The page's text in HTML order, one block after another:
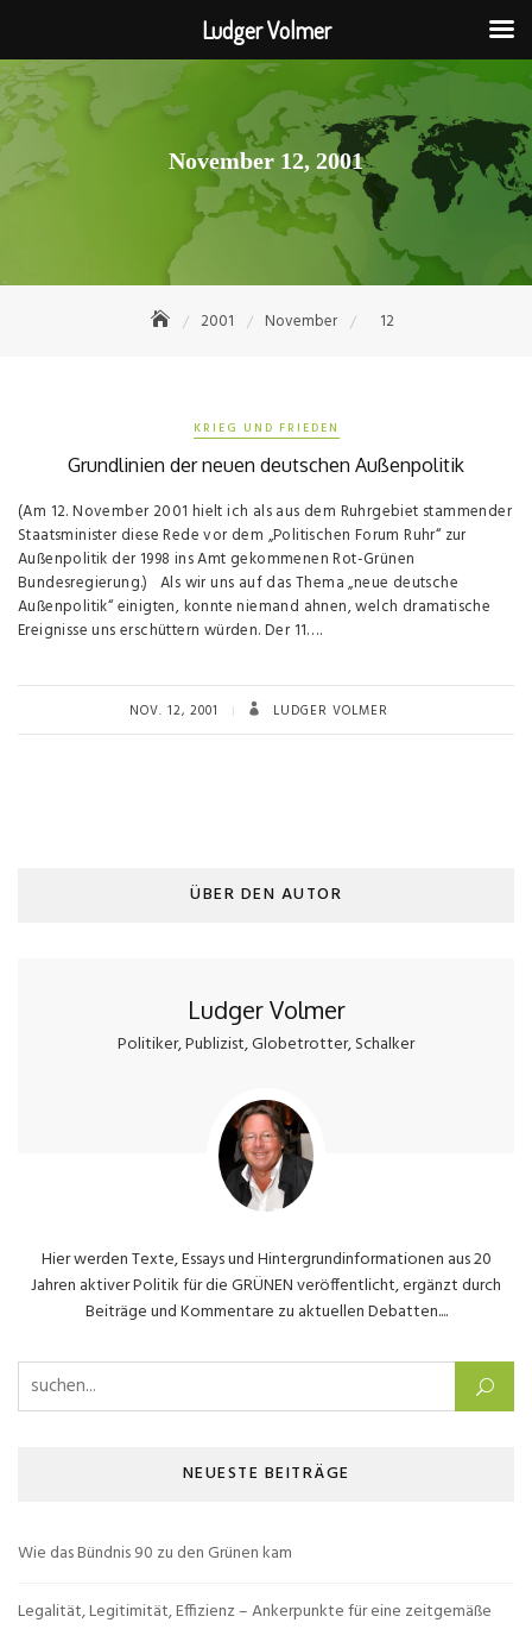
Skip
to
content
November 12, 2001
2001 November 12
KRIEG UND FRIEDEN
Grundlinien der neuen deutschen Außenpolitik
(Am 12. November 2001 hielt ich als aus dem Ruhrgebiet stammender
Staatsminister diese Rede vor dem „Politischen Forum Ruhr“ zur
Außenpolitik der 1998 ins Amt gekommenen Rot-Grünen
Bundesregierung.) Als wir uns auf das Thema „neue deutsche
Außenpolitik“ einigten, konnte niemand ahnen, welch dramatische
Ereignisse uns erschüttern würden. Der 11….
NOV. 12, 2001 LUDGER VOLMER
ÜBER DEN AUTOR
Ludger Volmer
Politiker, Publizist, Globetrotter, Schalker
Hier werden Texte, Essays und Hintergrundinformationen aus 20
Jahren aktiver Politik für die GRÜNEN veröffentlicht, ergänzt durch
Beiträge und Kommentare zu aktuellen Debatten....
Suchen nach:
NEUESTE BEITRÄGE
Wie das Bündnis 90 zu den Grünen kam
Legalität, Legitimität, Effizienz – Ankerpunkte für eine zeitgemäße
Ludger Volmer